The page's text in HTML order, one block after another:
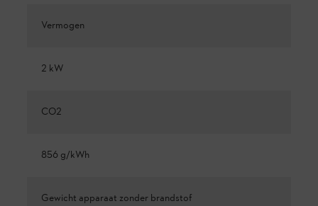
Vermogen
2 kW
CO2
856 g/kWh
Gewicht apparaat zonder brandstof